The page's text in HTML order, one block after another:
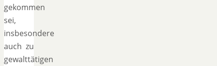
gekommen
sei,
insbesondere
auch zu
gewalttätigen